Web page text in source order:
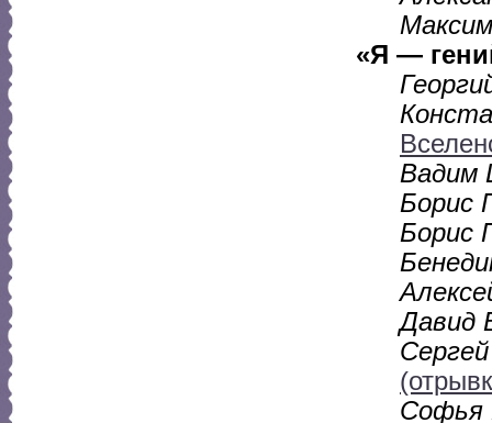
«Я —
Вадим
Борис
Борис
Давид
Софья